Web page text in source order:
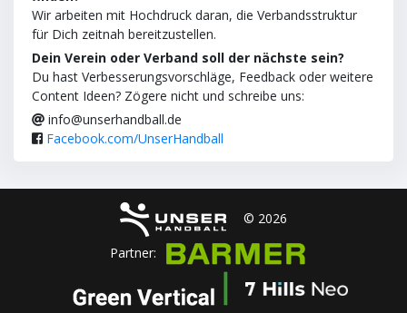
Wir arbeiten mit Hochdruck daran, die Verbandsstruktur
für Dich zeitnah bereitzustellen.
Dein Verein oder Verband soll der nächste sein?
Du hast Verbesserungsvorschläge, Feedback oder weitere
Content Ideen? Zögere nicht und schreibe uns:
info@unserhandball.de
Facebook.com/UnserHandball
© 2026
Partner: